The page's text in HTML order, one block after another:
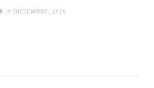
9 DICIEMBRE, 2019